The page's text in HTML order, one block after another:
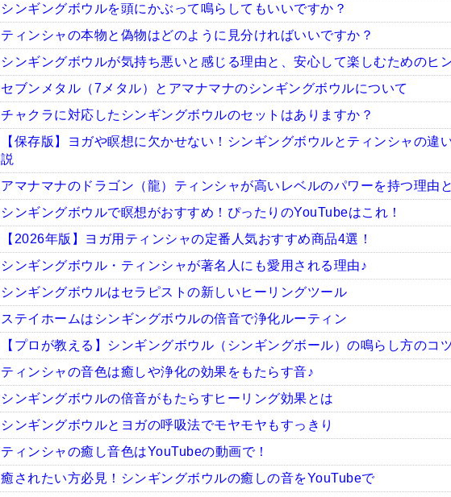
シンギングボウルを頭にかぶって鳴らしてもいいですか？
ティンシャの本物と偽物はどのように見分ければいいですか？
シンギングボウルが気持ち悪いと感じる理由と、安心して楽しむためのヒ
セブンメタル（7メタル）とアマナマナのシンギングボウルについて
チャクラに対応したシンギングボウルのセットはありますか？
【保存版】ヨガや瞑想に欠かせない！シンギングボウルとティンシャの違
説
アマナマナのドラゴン（龍）ティンシャが高いレベルのパワーを持つ理由
シンギングボウルで瞑想がおすすめ！ぴったりのYouTubeはこれ！
【2026年版】ヨガ用ティンシャの定番人気おすすめ商品4選！
シンギングボウル・ティンシャが著名人にも愛用される理由♪
シンギングボウルはセラピストの新しいヒーリングツール
ステイホームはシンギングボウルの倍音で浄化ルーティン
【プロが教える】シンギングボウル（シンギングボール）の鳴らし方のコ
ティンシャの音色は癒しや浄化の効果をもたらす音♪
シンギングボウルの倍音がもたらすヒーリング効果とは
シンギングボウルとヨガの呼吸法でモヤモヤもすっきり
ティンシャの癒し音色はYouTubeの動画で！
癒されたい方必見！シンギングボウルの癒しの音をYouTubeで